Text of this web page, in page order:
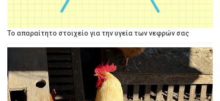
Το απαραίτητο στοιχείο για την υγεία των νεφρών σας